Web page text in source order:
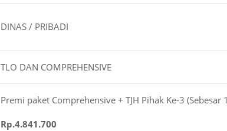
DINAS / PRIBADI
TLO DAN COMPREHENSIVE
Premi paket Comprehensive + TJH Pihak Ke-3 (Sebesar
Rp.4.841.700